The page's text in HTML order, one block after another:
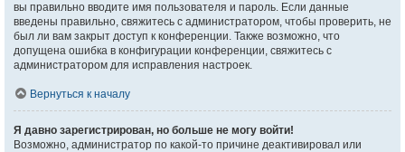
вы правильно вводите имя пользователя и пароль. Если данные
введены правильно, свяжитесь с администратором, чтобы проверить, не
был ли вам закрыт доступ к конференции. Также возможно, что
допущена ошибка в конфигурации конференции, свяжитесь с
администратором для исправления настроек.
Вернуться к началу
Я давно зарегистрирован, но больше не могу войти!
Возможно, администратор по какой-то причине деактивировал или